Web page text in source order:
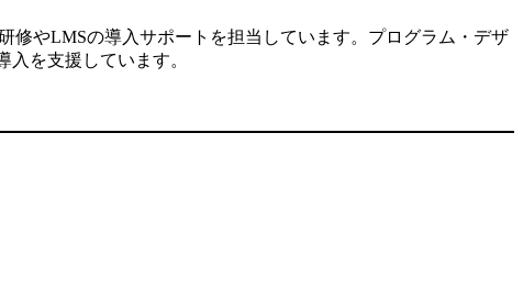
やLMSの導入サポートを担当しています。プログラム・デザ
を支援しています。